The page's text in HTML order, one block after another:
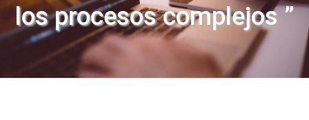
los procesos complejos ”